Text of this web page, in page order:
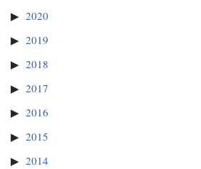
2020
2019
2018
2017
2016
2015
2014